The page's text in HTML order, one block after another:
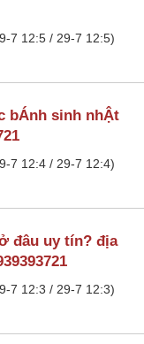
7 12:5 / 29-7 12:5)
bÁnh sinh nhẬt
7 12:4 / 29-7 12:4)
đâu uy tín? địa
7 12:3 / 29-7 12:3)